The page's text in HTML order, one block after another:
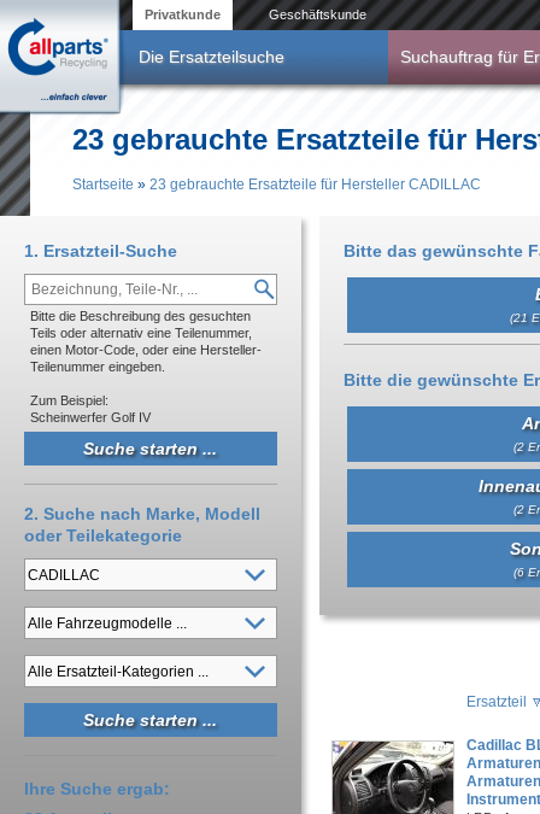
Privatkunde Geschäftskunde
Die Ersatzteilsuche Suchauftrag für
23 gebrauchte Ersatzteile für
Startseite » 23 gebrauchte Ersatzteile für Hersteller CADILLAC
Bitte das gewünschte
(21
Bitte die gewünschte
(2
(2
(6
Ersatzteil
Cadillac
1. Ersatzteil-Suche
Bitte die Beschreibung des gesuchten
Teils oder alternativ eine Teilenummer,
einen Motor-Code, oder eine Hersteller-
Teilenummer eingeben.
Zum Beispiel:
Scheinwerfer Golf IV
2. Suche nach Marke, Modell
oder Teilekategorie
Ihre Suche ergab: